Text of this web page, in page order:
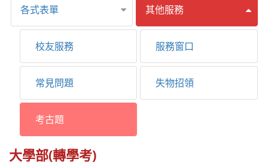
各式表單 其他服務
校友服務 服務窗口
常見問題 失物招領
考古題
大學部(轉學考)